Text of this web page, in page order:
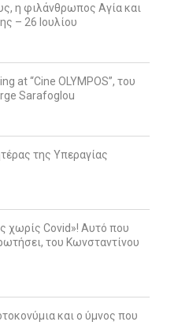
η φιλάνθρωπος Αγία και
– 26 Ιουλίου
at “Cine OLYMPOS”, του
Sarafoglou
της Υπεραγίας
χωρίς Covid»! Αυτό που
του Κωνσταντίνου
και ο ύμνος που